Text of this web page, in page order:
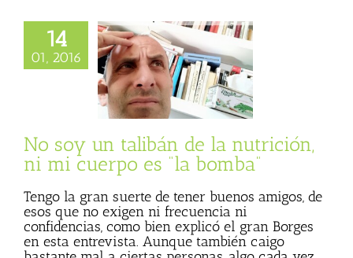
14
01, 2016
talibán de la
ni mi cuerpo es
No soy un talibán de la nutrición,
ni mi cuerpo es “la bomba”
Tengo la gran suerte de tener buenos amigos, de
esos que no exigen ni frecuencia ni
confidencias, como bien explicó el gran Borges
en esta entrevista. Aunque también caigo